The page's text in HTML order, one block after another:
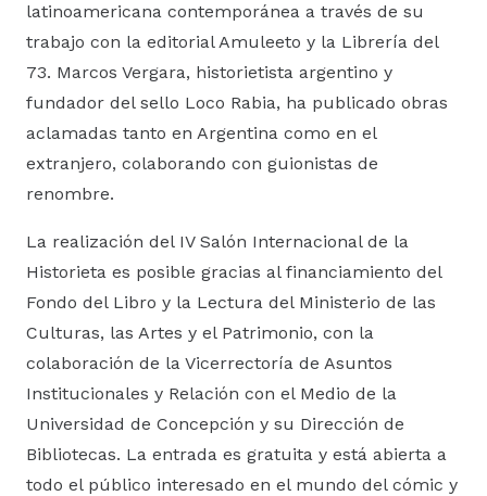
latinoamericana contemporánea a través de su
trabajo con la editorial Amuleeto y la Librería del
73. Marcos Vergara, historietista argentino y
fundador del sello Loco Rabia, ha publicado obras
aclamadas tanto en Argentina como en el
extranjero, colaborando con guionistas de
renombre.
La realización del IV Salón Internacional de la
Historieta es posible gracias al financiamiento del
Fondo del Libro y la Lectura del Ministerio de las
Culturas, las Artes y el Patrimonio, con la
colaboración de la Vicerrectoría de Asuntos
Institucionales y Relación con el Medio de la
Universidad de Concepción y su Dirección de
Bibliotecas. La entrada es gratuita y está abierta a
todo el público interesado en el mundo del cómic y